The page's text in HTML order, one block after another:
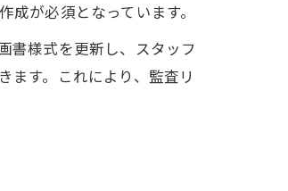
が必須となっています。
書様式を更新し、スタッフ
す。これにより、監査リ